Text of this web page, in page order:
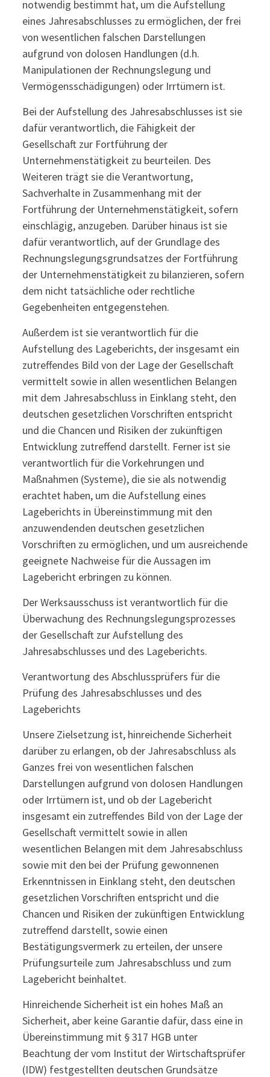
notwendig bestimmt hat, um die Aufstellung
eines Jahresabschlusses zu ermöglichen, der frei
von wesentlichen falschen Darstellungen
aufgrund von dolosen Handlungen (d.h.
Manipulationen der Rechnungslegung und
Vermögensschädigungen) oder Irrtümern ist.
Bei der Aufstellung des Jahresabschlusses ist sie
dafür verantwortlich, die Fähigkeit der
Gesellschaft zur Fortführung der
Unternehmenstätigkeit zu beurteilen. Des
Weiteren trägt sie die Verantwortung,
Sachverhalte in Zusammenhang mit der
Fortführung der Unternehmenstätigkeit, sofern
einschlägig, anzugeben. Darüber hinaus ist sie
dafür verantwortlich, auf der Grundlage des
Rechnungslegungsgrundsatzes der Fortführung
der Unternehmenstätigkeit zu bilanzieren, sofern
dem nicht tatsächliche oder rechtliche
Gegebenheiten entgegenstehen.
Außerdem ist sie verantwortlich für die
Aufstellung des Lageberichts, der insgesamt ein
zutreffendes Bild von der Lage der Gesellschaft
vermittelt sowie in allen wesentlichen Belangen
mit dem Jahresabschluss in Einklang steht, den
deutschen gesetzlichen Vorschriften entspricht
und die Chancen und Risiken der zukünftigen
Entwicklung zutreffend darstellt. Ferner ist sie
verantwortlich für die Vorkehrungen und
Maßnahmen (Systeme), die sie als notwendig
erachtet haben, um die Aufstellung eines
Lageberichts in Übereinstimmung mit den
anzuwendenden deutschen gesetzlichen
Vorschriften zu ermöglichen, und um ausreichende
geeignete Nachweise für die Aussagen im
Lagebericht erbringen zu können.
Der Werksausschuss ist verantwortlich für die
Überwachung des Rechnungslegungsprozesses
der Gesellschaft zur Aufstellung des
Jahresabschlusses und des Lageberichts.
Verantwortung des Abschlussprüfers für die
Prüfung des Jahresabschlusses und des
Lageberichts
Unsere Zielsetzung ist, hinreichende Sicherheit
darüber zu erlangen, ob der Jahresabschluss als
Ganzes frei von wesentlichen falschen
Darstellungen aufgrund von dolosen Handlungen
oder Irrtümern ist, und ob der Lagebericht
insgesamt ein zutreffendes Bild von der Lage der
Gesellschaft vermittelt sowie in allen
wesentlichen Belangen mit dem Jahresabschluss
sowie mit den bei der Prüfung gewonnenen
Erkenntnissen in Einklang steht, den deutschen
gesetzlichen Vorschriften entspricht und die
Chancen und Risiken der zukünftigen Entwicklung
zutreffend darstellt, sowie einen
Bestätigungsvermerk zu erteilen, der unsere
Prüfungsurteile zum Jahresabschluss und zum
Lagebericht beinhaltet.
Hinreichende Sicherheit ist ein hohes Maß an
Sicherheit, aber keine Garantie dafür, dass eine in
Übereinstimmung mit § 317 HGB unter
Beachtung der vom Institut der Wirtschaftsprüfer
(IDW) festgestellten deutschen Grundsätze